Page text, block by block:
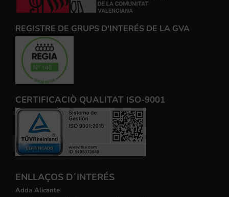
REGISTRE DE GRUPS D'INTERÉS DE LA GVA
CERTIFICACIÒ QUALITAT ISO-9001
ENLLAÇOS D´INTERÉS
Adda Alicante